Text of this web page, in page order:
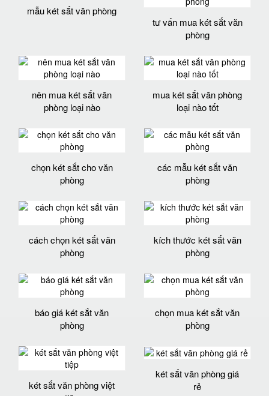
mẫu két sắt văn phòng
tư vấn mua két sắt văn
phòng
nên mua két sắt văn
phòng loại nào
mua két sắt văn phòng
loại nào tốt
chọn két sắt cho văn
phòng
các mẫu két sắt văn
phòng
cách chọn két sắt văn
phòng
kích thước két sắt văn
phòng
báo giá két sắt văn
phòng
chọn mua két sắt văn
phòng
két sắt văn phòng việt
két sắt văn phòng giá
rẻ